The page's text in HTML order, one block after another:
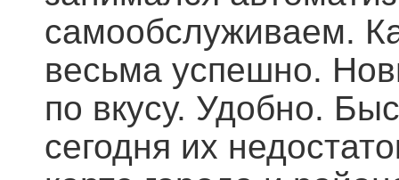
самообслуживаем.
весьма успешно.
по вкусу. Удобно.
сегодня их